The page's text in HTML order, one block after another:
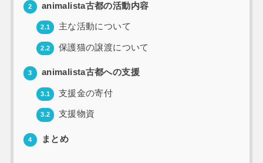
2 animalista古都の活動内容
2.1 主な活動について
2.2 保護猫の譲渡について
3 animalista古都への支援
3.1 支援金の寄付
3.2 支援物資
4 まとめ